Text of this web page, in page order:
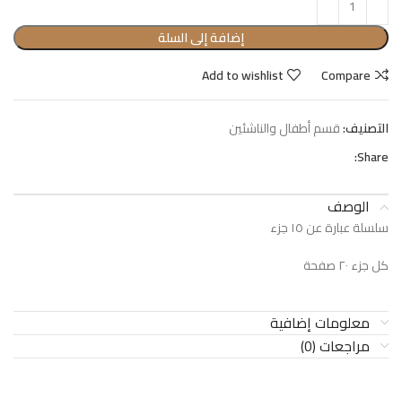
إضافة إلى السلة
Compare
Add to wishlist
التصنيف:قسم أطفال والناشئين
Share:
الوصف
سلسلة عبارة عن ١٥ جزء
كل جزء ٢٠ صفحة
معلومات إضافية
مراجعات (0)